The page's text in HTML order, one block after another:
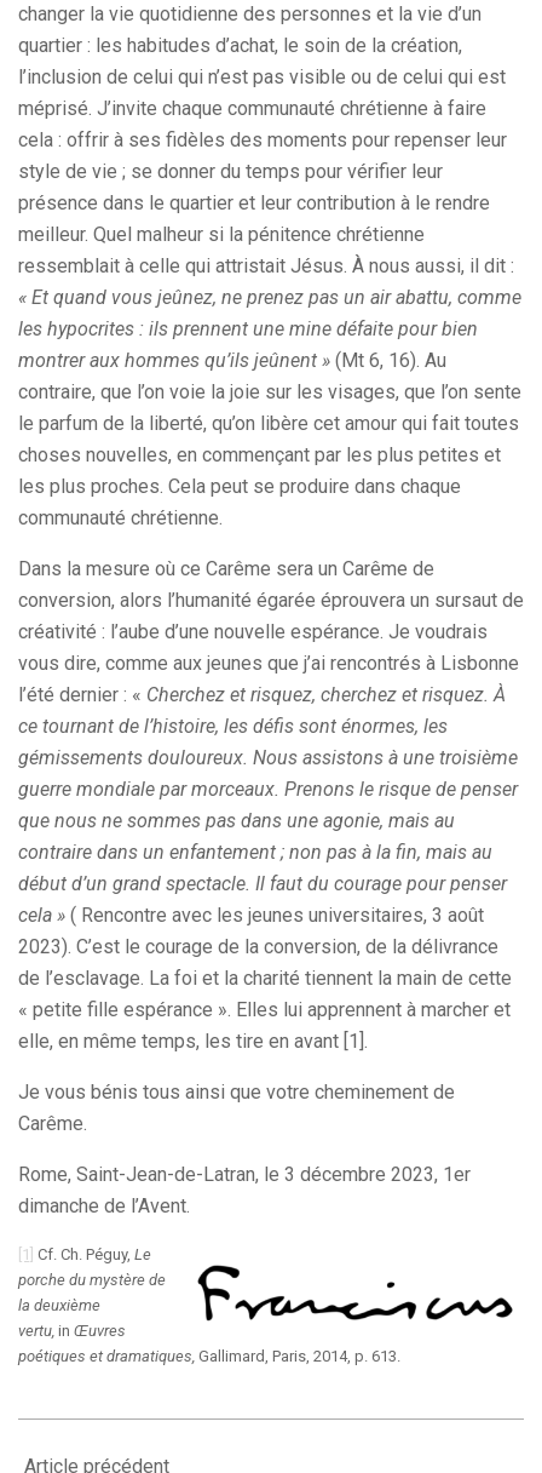
changer la vie quotidienne des personnes et la vie d’un
quartier : les habitudes d’achat, le soin de la création,
l’inclusion de celui qui n’est pas visible ou de celui qui est
méprisé. J’invite chaque communauté chrétienne à faire
cela : offrir à ses fidèles des moments pour repenser leur
style de vie ; se donner du temps pour vérifier leur
présence dans le quartier et leur contribution à le rendre
meilleur. Quel malheur si la pénitence chrétienne
ressemblait à celle qui attristait Jésus. À nous aussi, il dit :
« Et quand vous jeûnez, ne prenez pas un air abattu, comme
les hypocrites : ils prennent une mine défaite pour bien
montrer aux hommes qu’ils jeûnent » (Mt 6, 16). Au
contraire, que l’on voie la joie sur les visages, que l’on sente
le parfum de la liberté, qu’on libère cet amour qui fait toutes
choses nouvelles, en commençant par les plus petites et
les plus proches. Cela peut se produire dans chaque
communauté chrétienne.
Dans la mesure où ce Carême sera un Carême de
conversion, alors l’humanité égarée éprouvera un sursaut de
créativité : l’aube d’une nouvelle espérance. Je voudrais
vous dire, comme aux jeunes que j’ai rencontrés à Lisbonne
l’été dernier : « Cherchez et risquez, cherchez et risquez. À
ce tournant de l’histoire, les défis sont énormes, les
gémissements douloureux. Nous assistons à une troisième
guerre mondiale par morceaux. Prenons le risque de penser
que nous ne sommes pas dans une agonie, mais au
contraire dans un enfantement ; non pas à la fin, mais au
début d’un grand spectacle. Il faut du courage pour penser
cela » ( Rencontre avec les jeunes universitaires, 3 août
2023). C’est le courage de la conversion, de la délivrance
de l’esclavage. La foi et la charité tiennent la main de cette
« petite fille espérance ». Elles lui apprennent à marcher et
elle, en même temps, les tire en avant [1].
Je vous bénis tous ainsi que votre cheminement de
Carême.
Rome, Saint-Jean-de-Latran, le 3 décembre 2023, 1er
dimanche de l’Avent.
[1] Cf. Ch. Péguy, Le
porche du mystère de
la deuxième
vertu, in Œuvres
poétiques et dramatiques, Gallimard, Paris, 2014, p. 613.
02-
Article précédent